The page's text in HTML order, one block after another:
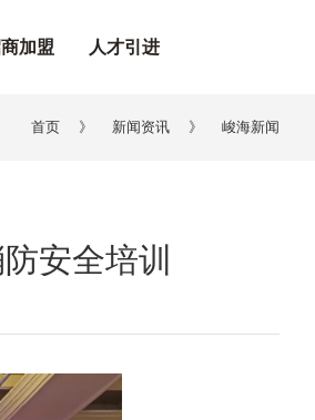
加盟 人才引进
首页 》 新闻资讯 》 峻海新闻
安全培训